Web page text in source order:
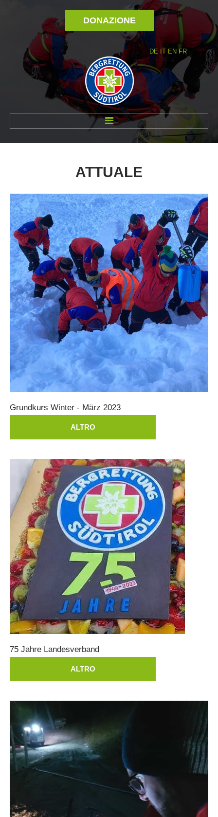
DONAZIONE
DE IT EN FR
La storia
Stazioni del soccorso alpino
Comitato Direttivo
ATTUALE
Grundkurs Winter - März 2023
ALTRO
75 Jahre Landesverband
ALTRO